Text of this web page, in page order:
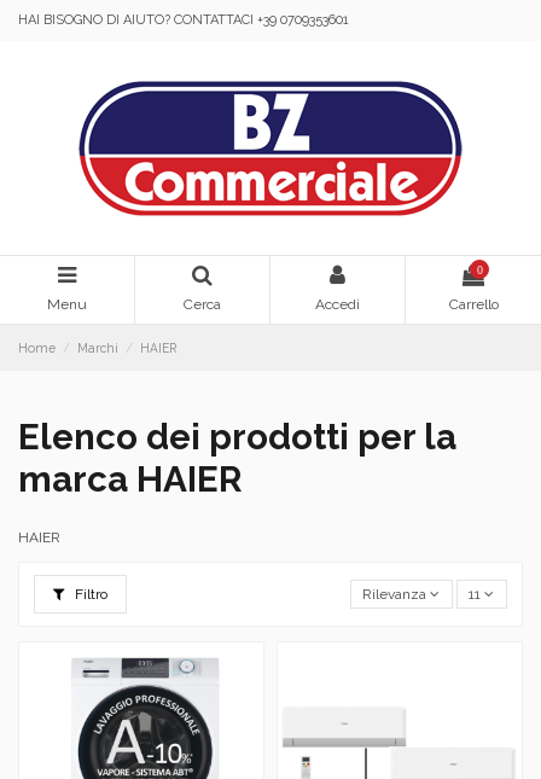
HAI BISOGNO DI AIUTO? CONTATTACI +39 0709353601
Menu Cerca Accedi
0
Carrello
Home Marchi HAIER
Elenco dei prodotti per la
marca HAIER
HAIER
Filtro Rilevanza 11